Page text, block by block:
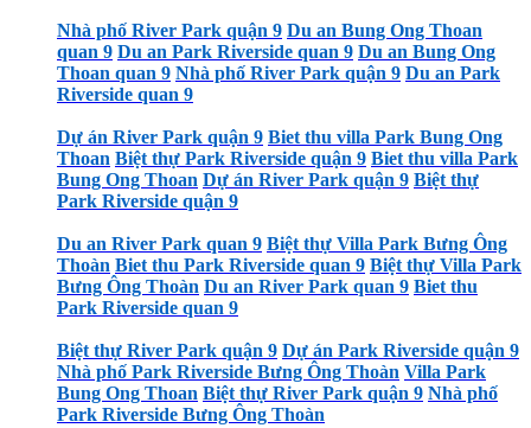
Nhà phố River Park quận 9 Du an Bung Ong Thoan
quan 9 Du an Park Riverside quan 9 Du an Bung Ong
Thoan quan 9 Nhà phố River Park quận 9 Du an Park
Riverside quan 9
Dự án River Park quận 9 Biet thu villa Park Bung Ong
Thoan Biệt thự Park Riverside quận 9 Biet thu villa Park
Bung Ong Thoan Dự án River Park quận 9 Biệt thự
Park Riverside quận 9
Du an River Park quan 9 Biệt thự Villa Park Bưng Ông
Thoàn Biet thu Park Riverside quan 9 Biệt thự Villa Park
Bưng Ông Thoàn Du an River Park quan 9 Biet thu
Park Riverside quan 9
Biệt thự River Park quận 9 Dự án Park Riverside quận 9
Nhà phố Park Riverside Bưng Ông Thoàn Villa Park
Bung Ong Thoan Biệt thự River Park quận 9 Nhà phố
Park Riverside Bưng Ông Thoàn